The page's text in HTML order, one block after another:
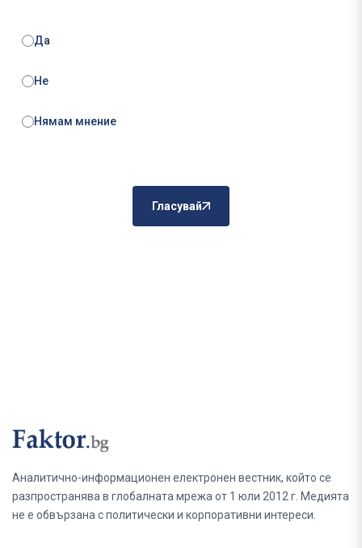
Да
Не
Нямам мнение
Гласувай
Аналитично-информационен електронен вестник, който се
разпространява в глобалната мрежа от 1 юли 2012 г. Медията
не е обвързана с политически и корпоративни интереси.